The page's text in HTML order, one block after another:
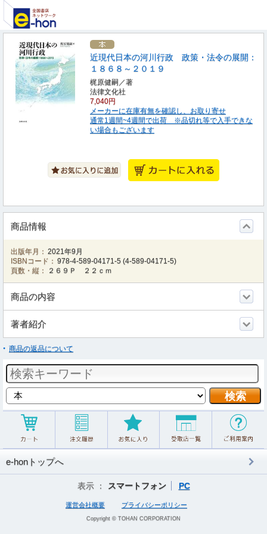
近現代日本の河川行政 政策・法令の展開：
１８６８～２０１９
梶原健嗣／著
法律文化社
7,040円
メーカーに在庫有無を確認し、お取り寄せ
通常1週間~4週間で出荷 ※品切れ等で入手できな
い場合もございます
商品情報
出版年月： 2021年9月
ISBNコード： 978-4-589-04171-5 (4-589-04171-5)
頁数・縦：
２６９Ｐ ２２ｃｍ
商品の内容
著者紹介
商品の返品について
e-honトップへ
表示 ： スマートフォン PC
運営会社概要 プライバシーポリシー
Copyright © TOHAN CORPORATION